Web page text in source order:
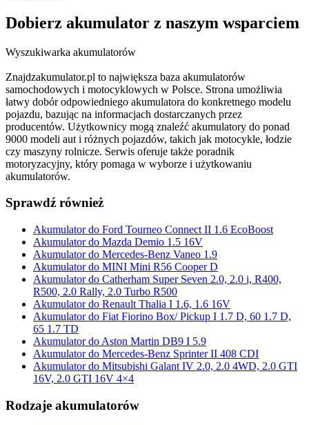
Dobierz akumulator z naszym wsparciem
Wyszukiwarka akumulatorów
Znajdzakumulator.pl to największa baza akumulatorów
samochodowych i motocyklowych w Polsce. Strona umożliwia
łatwy dobór odpowiedniego akumulatora do konkretnego modelu
pojazdu, bazując na informacjach dostarczanych przez
producentów. Użytkownicy mogą znaleźć akumulatory do ponad
9000 modeli aut i różnych pojazdów, takich jak motocykle, łodzie
czy maszyny rolnicze. Serwis oferuje także poradnik
motoryzacyjny, który pomaga w wyborze i użytkowaniu
akumulatorów.
Sprawdź również
Akumulator do Ford Tourneo Connect II 1.6 EcoBoost
Akumulator do Mazda Demio 1.5 16V
Akumulator do Mercedes-Benz Vaneo 1.9
Akumulator do MINI Mini R56 Cooper D
Akumulator do Catherham Super Seven 2.0, 2.0 i, R400,
R500, 2.0 Rally, 2.0 Turbo R500
Akumulator do Renault Thalia I 1.6, 1.6 16V
Akumulator do Fiat Fiorino Box/ Pickup I 1.7 D, 60 1.7 D,
65 1.7 TD
Akumulator do Aston Martin DB9 I 5.9
Akumulator do Mercedes-Benz Sprinter II 408 CDI
Akumulator do Mitsubishi Galant IV 2.0, 2.0 4WD, 2.0 GTI
16V, 2.0 GTI 16V 4×4
Rodzaje akumulatorów